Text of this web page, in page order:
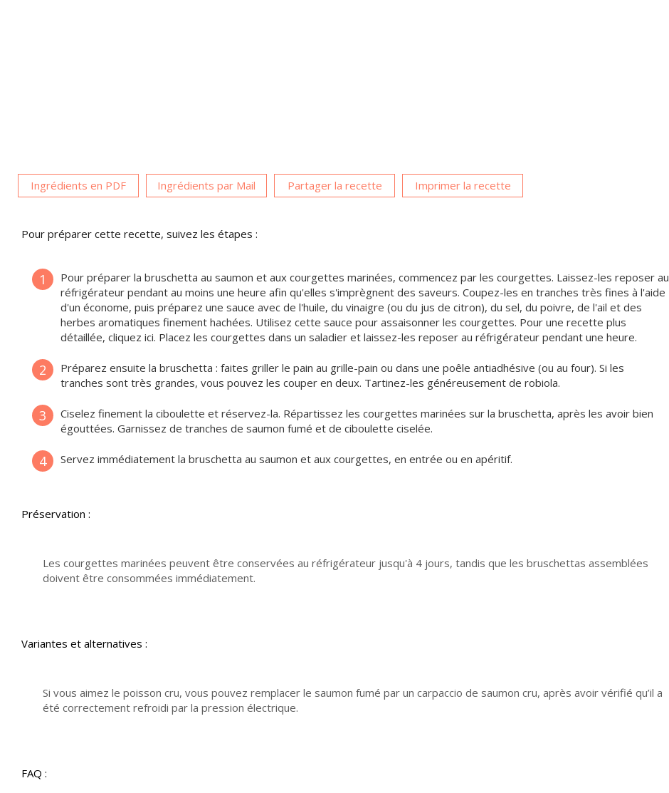
Ingrédients en PDF Ingrédients par Mail Partager la recette Imprimer la recette
Pour préparer cette recette, suivez les étapes :
1
Pour préparer la bruschetta au saumon et aux courgettes marinées, commencez par les courgettes. Laissez-les reposer au
réfrigérateur pendant au moins une heure afin qu'elles s'imprègnent des saveurs. Coupez-les en tranches très fines à l'aide
d'un économe, puis préparez une sauce avec de l'huile, du vinaigre (ou du jus de citron), du sel, du poivre, de l'ail et des
herbes aromatiques finement hachées. Utilisez cette sauce pour assaisonner les courgettes. Pour une recette plus
détaillée, cliquez ici. Placez les courgettes dans un saladier et laissez-les reposer au réfrigérateur pendant une heure.
2
Préparez ensuite la bruschetta : faites griller le pain au grille-pain ou dans une poêle antiadhésive (ou au four). Si les
tranches sont très grandes, vous pouvez les couper en deux. Tartinez-les généreusement de robiola.
3
Ciselez finement la ciboulette et réservez-la. Répartissez les courgettes marinées sur la bruschetta, après les avoir bien
égouttées. Garnissez de tranches de saumon fumé et de ciboulette ciselée.
4 Servez immédiatement la bruschetta au saumon et aux courgettes, en entrée ou en apéritif.
Préservation :
Les courgettes marinées peuvent être conservées au réfrigérateur jusqu'à 4 jours, tandis que les bruschettas assemblées
doivent être consommées immédiatement.
Variantes et alternatives :
Si vous aimez le poisson cru, vous pouvez remplacer le saumon fumé par un carpaccio de saumon cru, après avoir vérifié qu’il a
été correctement refroidi par la pression électrique.
FAQ :